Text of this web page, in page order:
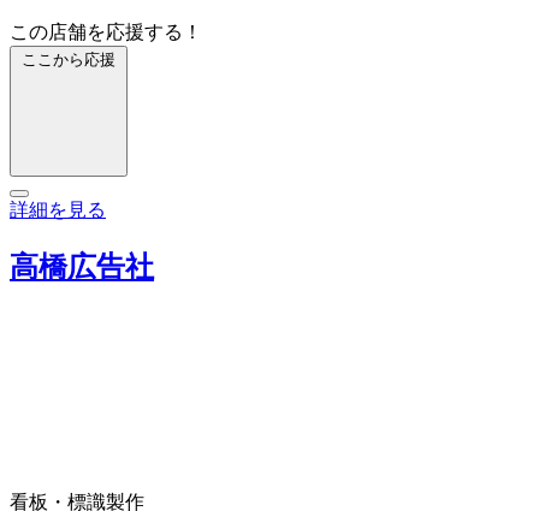
この店舗を応援する！
ここから応援
詳細を見る
高橋広告社
看板・標識製作